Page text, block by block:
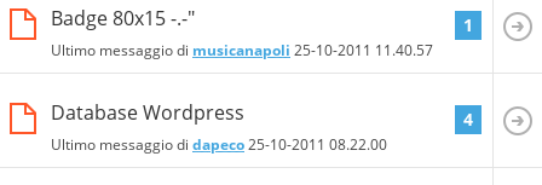
Badge 80x15 -.-"
Ultimo messaggio di musicanapoli 25-10-2011 11.40.57
1
Database Wordpress
Ultimo messaggio di dapeco25-10-2011 08.22.00
4